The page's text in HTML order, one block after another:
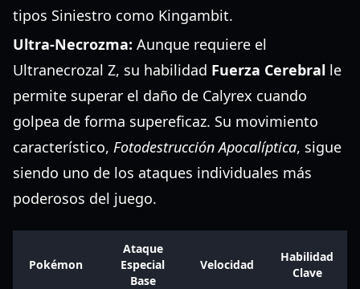
tipos Siniestro como Kingambit.
Ultra-Necrozma: Aunque requiere el
Ultranecrozal Z, su habilidad Fuerza Cerebral le
permite superar el daño de Calyrex cuando
golpea de forma supereficaz. Su movimiento
característico, Fotodestrucción Apocalíptica, sigue
siendo uno de los ataques individuales más
poderosos del juego.
Pokémon
Ataque
Especial
Base
Velocidad
Habilidad
Clave